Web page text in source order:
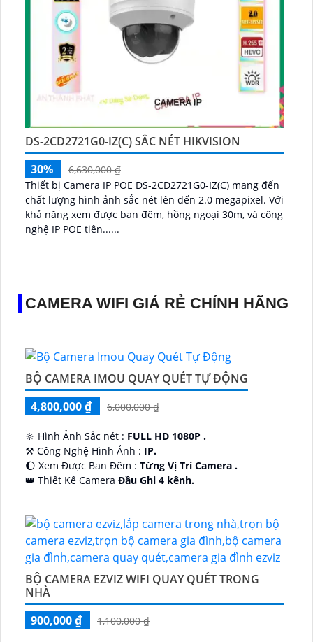
DS-2CD2721G0-IZ(C) SẮC NÉT HIKVISION
30%
6,630,000 ₫
Thiết bị Camera IP POE DS-2CD2721G0-IZ(C) mang đến
chất lượng hình ảnh sắc nét lên đến 2.0 megapixel. Với
khả năng xem được ban đêm, hồng ngoại 30m, và công
nghệ IP POE tiên......
CAMERA WIFI GIÁ RẺ CHÍNH HÃNG
BỘ CAMERA IMOU QUAY QUÉT TỰ ĐỘNG
4,800,000 ₫
6,000,000 ₫
🔆 Hình Ảnh Sắc nét : FULL HD 1080P .
⚒ Công Nghệ Hình Ảnh : IP.
🌔 Xem Được Ban Đêm : Từng Vị Trí Camera .
👑 Thiết Kế Camera Đầu Ghi 4 kênh.
BỘ CAMERA EZVIZ WIFI QUAY QUÉT TRONG
NHÀ
900,000 ₫
1,100,000 ₫